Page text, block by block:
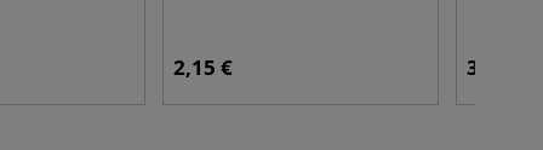
2,15 € 3,95 €